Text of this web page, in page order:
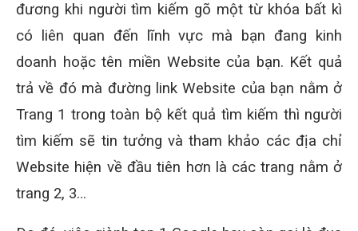
đương khi người tìm kiếm gõ một từ khóa bất kì
có liên quan đến lĩnh vực mà bạn đang kinh
doanh hoặc tên miền Website của bạn. Kết quả
trả về đó mà đường link Website của bạn nằm ở
Trang 1 trong toàn bộ kết quả tìm kiếm thì người
tìm kiếm sẽ tin tưởng và tham khảo các địa chỉ
Website hiện về đầu tiên hơn là các trang nằm ở
trang 2, 3…